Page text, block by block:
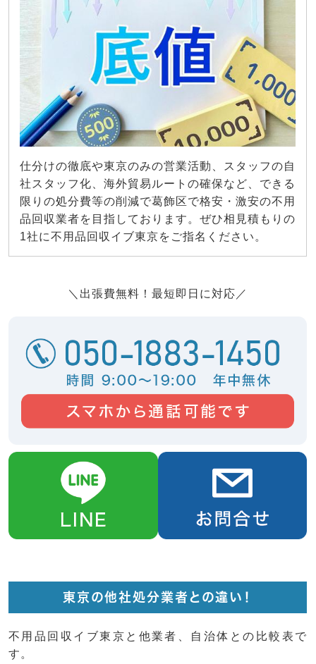
仕分けの徹底や東京のみの営業活動、スタッフの自
社スタッフ化、海外貿易ルートの確保など、できる
限りの処分費等の削減で葛飾区で格安・激安の不用
品回収業者を目指しております。ぜひ相見積もりの
1社に不用品回収イブ東京をご指名ください。
＼出張費無料！最短即日に対応／
東京の他社処分業者との違い！
不用品回収イブ東京と他業者、自治体との比較表で
す。